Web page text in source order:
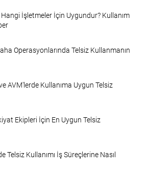
İşletmeler İçin Uygundur? Kullanım
Operasyonlarında Telsiz Kullanmanın
AVM'lerde Kullanıma Uygun Telsiz
Ekipleri İçin En Uygun Telsiz
Telsiz Kullanımı İş Süreçlerine Nasıl